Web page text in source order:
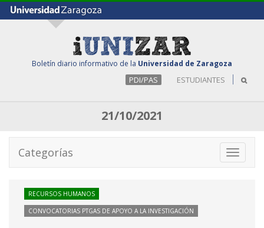
Boletín diario informativo de la Universidad de Zaragoza
PDI/PAS ESTUDIANTES
21/10/2021
Toggle
Categorías
RECURSOS HUMANOS
CONVOCATORIAS PTGAS DE APOYO A LA INVESTIGACIÓN